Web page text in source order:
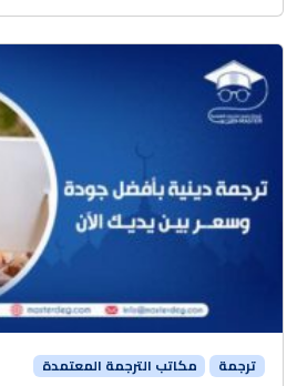
ترجمة مكاتب الترجمة المعتمدة